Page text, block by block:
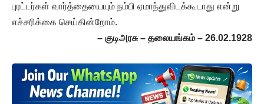
புரட்டர்கள் வார்த்தையையும் நம்பி ஏமாந்துவிடக்கூடாது என்று
எச்சரிக்கை செய்கின்றோம்.
– குடிஅரசு – தலையங்கம் – 26.02.1928